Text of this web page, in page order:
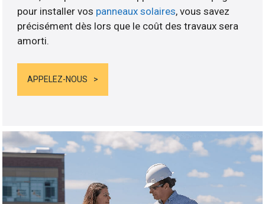
pour installer vos panneaux solaires, vous savez
précisément dès lors que le coût des travaux sera
amorti.
APPELEZ-NOUS